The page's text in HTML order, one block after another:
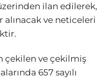
ilan edilerek,
ve neticeleri
çekilen ve çekilmiş
657 sayılı